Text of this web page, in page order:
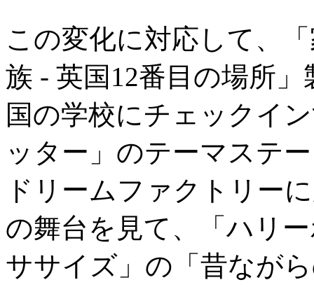
この変化に対応して、
族 - 英国12番目の場所
国の学校にチェックイ
ッター」のテーマステ
ドリームファクトリー
の舞台を見て、「ハリ
ササイズ」の「昔なが